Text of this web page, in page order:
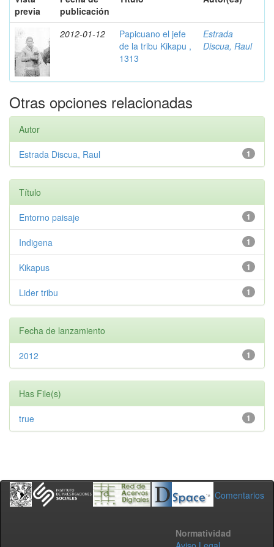
previa
publicación
2012-01-12
Papicuano el jefe
de la tribu Kikapu ,
1313
Estrada
Discua, Raul
Otras opciones relacionadas
Autor
1
Estrada Discua, Raul
Título
1
Entorno paisaje
1
Indigena
1
Kikapus
1
Lider tribu
Fecha de lanzamiento
1
2012
Has File(s)
1
true
Comentarios
Normatividad